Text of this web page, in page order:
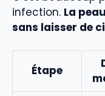
infection. La
sans laisser de
Étape